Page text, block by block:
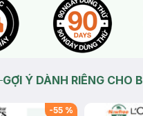
GỢI Ý DÀNH RIÊNG CHO
-55 %